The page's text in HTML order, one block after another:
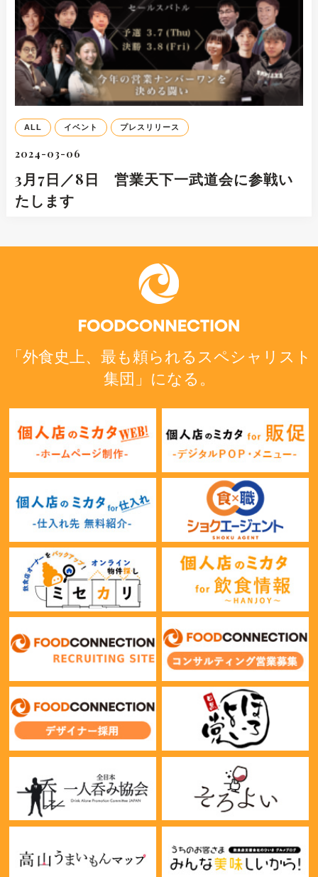
ALL イベント プレスリリース
2024-03-06
3月7日／8日 営業天下一武道会に参戦い
たします
「外食史上、最も頼られるスペシャリスト
集団」になる。